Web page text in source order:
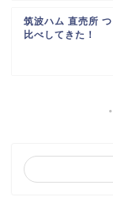
筑波ハム 直売所
比べしてきた！